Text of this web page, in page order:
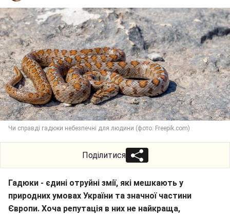
Чи справді гадюки небезпечні для людини (фото: Freepik.com)
Поділитися
Гадюки - єдині отруйні змії, які мешкають у
природних умовах України та значної частини
Європи. Хоча репутація в них не найкраща,